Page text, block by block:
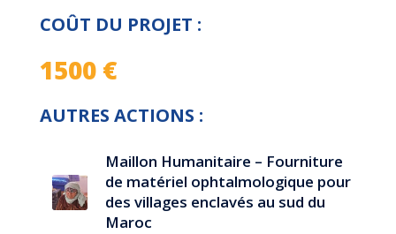
COÛT DU PROJET :
1500 €
AUTRES ACTIONS :
Maillon Humanitaire – Fourniture
de matériel ophtalmologique pour
des villages enclavés au sud du
Maroc